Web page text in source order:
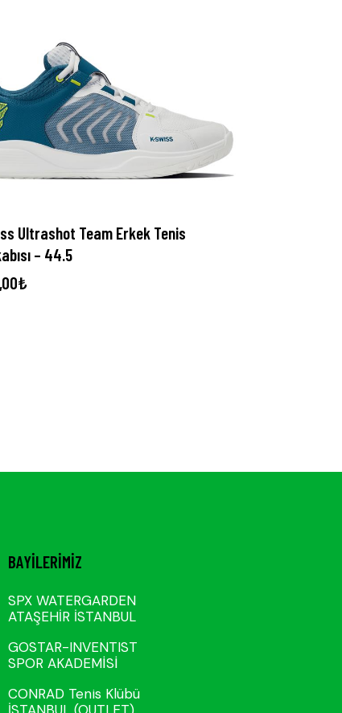
Ultrashot Team Erkek Tenis
– 44.5
₺
BAYILERIMIZ
SPX WATERGARDEN
ATAŞEHİR İSTANBUL
GOSTAR-INVENTIST
SPOR AKADEMİSİ
CONRAD Tenis Klübü